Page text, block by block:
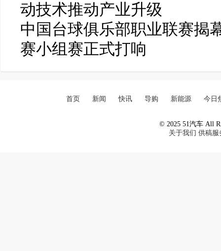
动技术推动产业升级
中国台球俱乐部职业联赛揭
赛小组赛正式打响
首页 新闻 快讯 导购 新能源 今日
© 2025 51汽车 All
关于我们 供稿服